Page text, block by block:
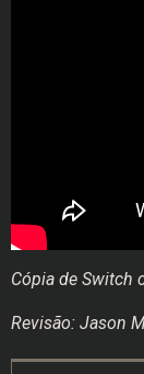
Cópia de Switch
Revisão: Jason